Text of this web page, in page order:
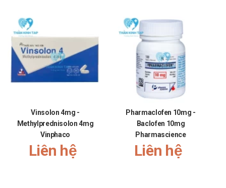
Vinsolon 4mg -
Methylprednisolon 4mg
Vinphaco
Liên hệ
Pharmaclofen 10mg -
Baclofen 10mg
Pharmascience
Liên hệ